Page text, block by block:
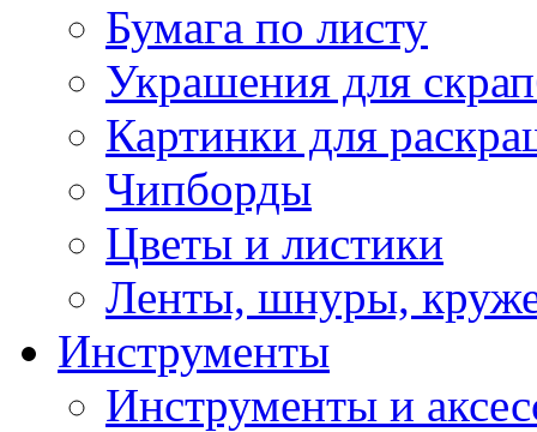
Бумага по листу
Украшения для
Картинки для
Чипборды
Цветы и листики
Ленты, шнуры,
Инструменты
Инструменты и